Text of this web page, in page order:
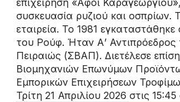
συσκευασία ρυζιού και
εταιρεία. Το 1981
του Ρούφ. Ήταν Α’ Αντιπρόεδρος
Πειραιώς (ΣΒΑΠ). Διετέλεσε
Βιομηχανιών Επωνύμων
Εμπορικών Επιχειρήσεων
Τρίτη 21 Απριλίου 2026 στις